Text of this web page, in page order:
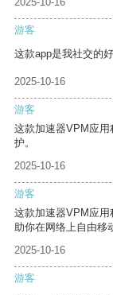
游客
这款app是我社交的
2025-10-16
游客
这款加速器VPM应
护。
2025-10-16
游客
这款加速器VPM应
助你在网络上自由移
2025-10-16
游客